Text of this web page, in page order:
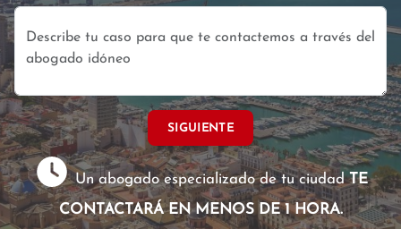
SIGUIENTE
Un abogado especializado de tu ciudadTE
CONTACTARÁ EN MENOS DE 1 HORA.